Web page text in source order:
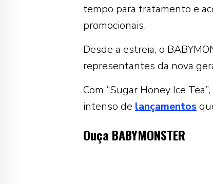
tempo para tratamento e
promocionais.
Desde a estreia, o
representantes da nova
Com “Sugar Honey Ice
intenso de lançamentos
Ouça BABYMONSTER